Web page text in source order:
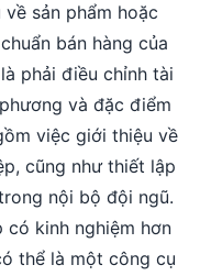
sản phẩm hoặc
bán hàng của
phải điều chỉnh tài
và đặc điểm
việc giới thiệu về
cũng như thiết lập
nội bộ đội ngũ.
kinh nghiệm hơn
thể là một công cụ